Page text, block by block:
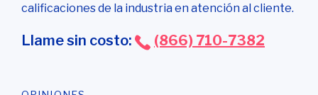
calificaciones de la industria en atención al cliente.
Llame sin costo: (866) 710-7382